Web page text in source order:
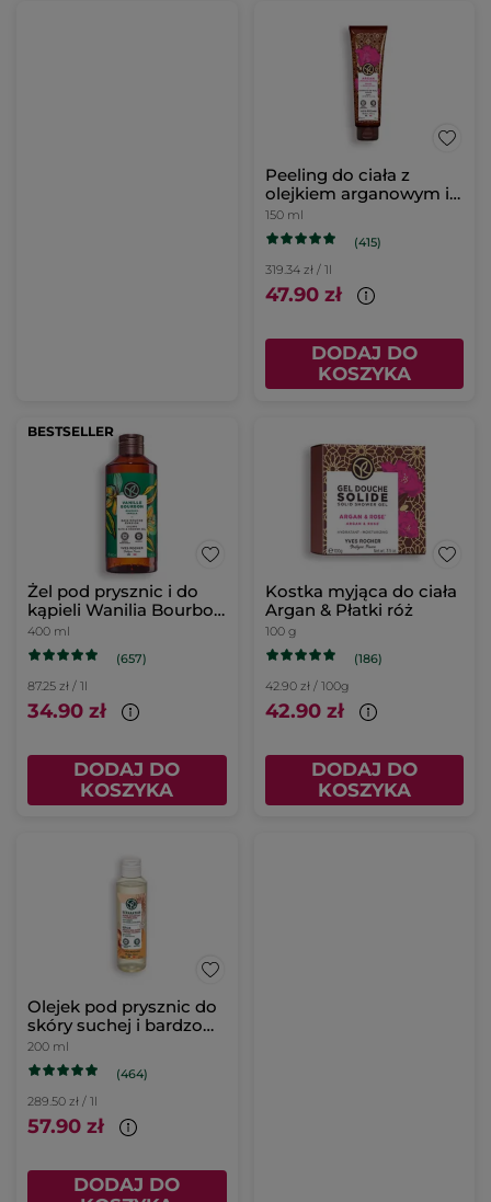
Peeling do ciała z
olejkiem arganowym i
płatkami róż 150 ml
150 ml
(415)
319.34 zł / 1l
47.90 zł
DODAJ DO
KOSZYKA
BESTSELLER
Żel pod prysznic i do
kąpieli Wanilia Bourbon
400 ml
400 ml
(657)
87.25 zł / 1l
34.90 zł
DODAJ DO
KOSZYKA
Kostka myjąca do ciała
Argan & Płatki róż
100 g
(186)
42.90 zł / 100g
42.90 zł
DODAJ DO
KOSZYKA
Olejek pod prysznic do
skóry suchej i bardzo
suchej Karite bio &
Nagietek bio
200 ml
(464)
289.50 zł / 1l
57.90 zł
DODAJ DO